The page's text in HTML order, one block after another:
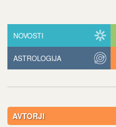
NOVOSTI
ASTROLOGIJA
AVTORJI